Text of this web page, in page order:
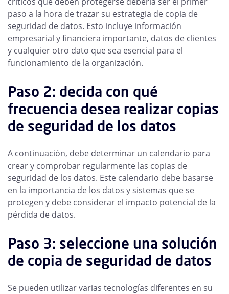
paso a la hora de trazar su estrategia de copia de
seguridad de datos. Esto incluye información
empresarial y financiera importante, datos de clientes
y cualquier otro dato que sea esencial para el
funcionamiento de la organización.
Paso 2: decida con qué
frecuencia desea realizar copias
de seguridad de los datos
A continuación, debe determinar un calendario para
crear y comprobar regularmente las copias de
seguridad de los datos. Este calendario debe basarse
en la importancia de los datos y sistemas que se
protegen y debe considerar el impacto potencial de la
pérdida de datos.
Paso 3: seleccione una solución
de copia de seguridad de datos
Se pueden utilizar varias tecnologías diferentes en su